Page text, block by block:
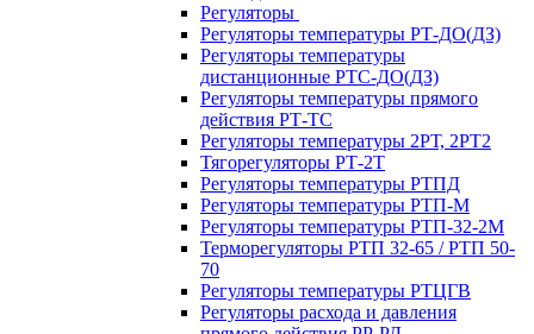
Регуляторы
Регуляторы температуры РТ-ДО(ДЗ)
Регуляторы температуры
дистанционные РТС-ДО(ДЗ)
Регуляторы температуры прямого
действия РТ-ТС
Регуляторы температуры 2РТ, 2РT2
Тягорегуляторы РТ-2Т
Регуляторы температуры РТПД
Регуляторы температуры РТП-M
Регуляторы температуры РТП-32-2М
Терморегуляторы РТП 32-65 / РТП 50-
70
Регуляторы температуры РТЦГВ
Регуляторы расхода и давления